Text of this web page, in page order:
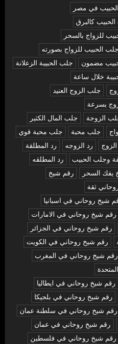
في مصر
كالبرق
للزواج بالسحر
جلب الحبيب للزواج بصورته
مضمون
جلب الحبيبة الزعلانة
خلال ساعة
جلب الزوج العنيد
بسرعة
الزوجة
جلب المال الكثير
جلب محبة
جلب محبة قوي
رد الزوجه
رد المطلقة
وجلب الحبيب
رد المطلقه
يفك السحر
رقم شيخ
ثقة
شيخ روحاني في اسبانيا
رقم شيخ روحاني في الامارات
رقم شيخ روحاني في الجزائر
رقم شيخ روحاني في الكويت
رقم شيخ روحاني في المغرب
رقم شيخ روحاني في ايطاليا
رقم شيخ روحاني في بلجيكا
رقم شيخ روحاني في سلطنة عمان
رقم شيخ روحاني في عمان
رقم شيخ روحاني في فلسطين